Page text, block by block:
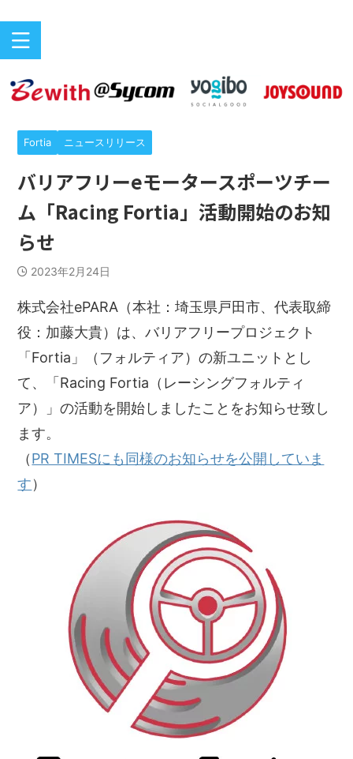
Fortia ニュースリリース
バリアフリーeモータースポーツチー
ム「Racing Fortia」活動開始のお知
らせ
2023年2月24日
株式会社ePARA（本社：埼玉県戸田市、代表取締
役：加藤大貴）は、バリアフリープロジェクト
「Fortia」（フォルティア）の新ユニットとし
て、「Racing Fortia（レーシングフォルティ
ア）」の活動を開始しましたことをお知らせ致し
ます。
（PR TIMESにも同様のお知らせを公開していま
す）